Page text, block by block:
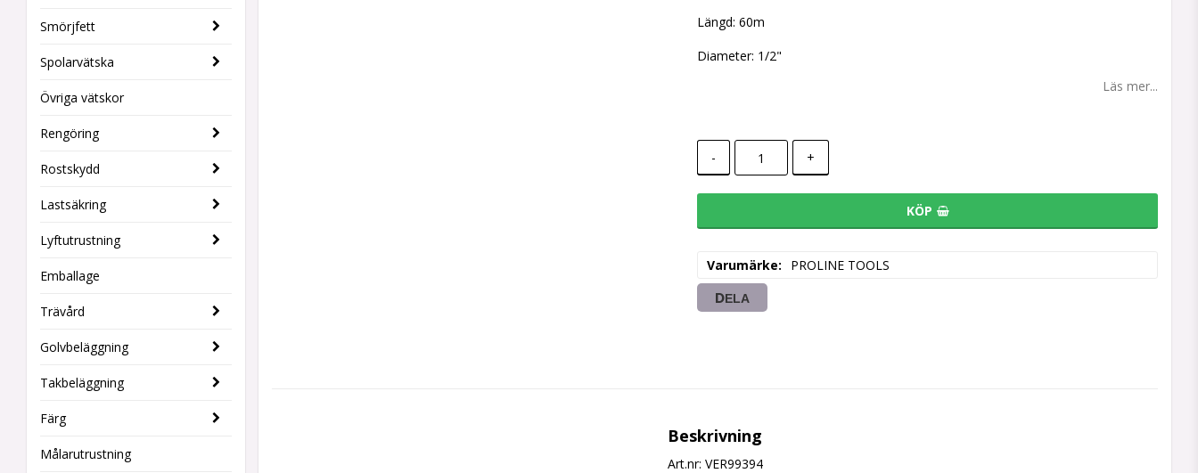
Smörjfett
Spolarvätska
Övriga vätskor
Rengöring
Rostskydd
Lastsäkring
Lyftutrustning
Emballage
Trävård
Golvbeläggning
Takbeläggning
Färg
Målarutrustning
Längd: 60m
Diameter: 1/2"
Läs mer...
- +
KÖP
Varumärke PROLINE TOOLS
DELA
Beskrivning
Art.nr: VER99394